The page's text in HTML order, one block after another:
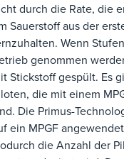
durch die Rate, die
Sauerstoff aus der
Wenn
genommen
Stickstoff gespült. Es
die mit einem
Die Primus-
ein MPGF
die Anzahl der